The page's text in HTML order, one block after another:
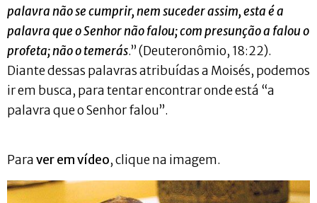
palavra não se cumprir, nem suceder assim, esta é a
palavra que o Senhor não falou; com presunção a falou o
profeta; não o temerás.” (Deuteronômio, 18:22).
Diante dessas palavras atribuídas a Moisés, podemos
ir em busca, para tentar encontrar onde está “a
palavra que o Senhor falou”.
Paraver em vídeo, clique na imagem.